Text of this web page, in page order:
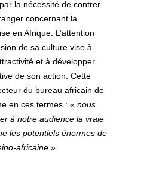
la nécessité de contrer
concernant la
en Afrique. L’attention
de sa culture vise à
et à développer
de son action. Cette
du bureau africain de
en ces termes : « nous
à notre audience la vraie
les potentiels énormes de
africaine ».